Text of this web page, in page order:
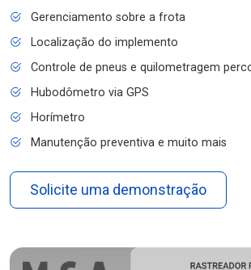
Gerenciamento sobre a frota
Localização do implemento
Controle de pneus e quilometragem
Hubodômetro via GPS
Horímetro
Manutenção preventiva e muito mais
Solicite uma demonstração